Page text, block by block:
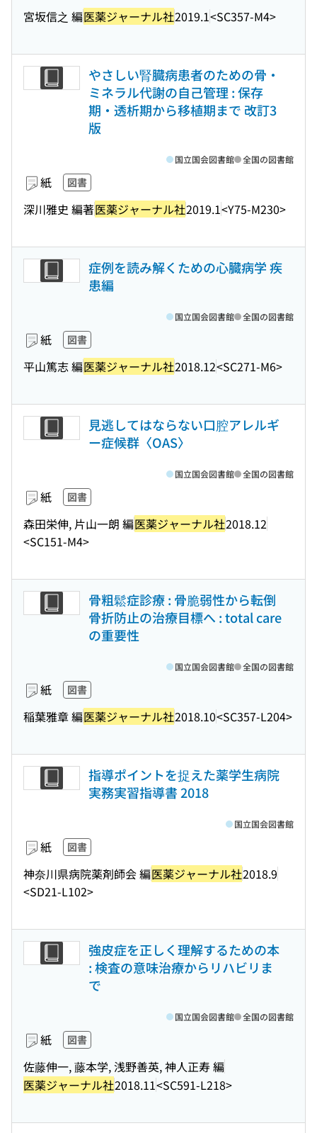
宮坂信之 編医薬ジャーナル社2019.1<SC357-M4>
やさしい腎臓病患者のための骨・
ミネラル代謝の自己管理 : 保存
期・透析期から移植期まで 改訂3
版
紙 図書
深川雅史 編著医薬ジャーナル社2019.1<Y75-M230>
国立国会図書館 全国の図書館
症例を読み解くための心臓病学 疾
患編
紙 図書
平山篤志 編医薬ジャーナル社2018.12<SC271-M6>
国立国会図書館 全国の図書館
見逃してはならない口腔アレルギ
ー症候群〈OAS〉
紙 図書
森田栄伸, 片山一朗 編医薬ジャーナル社2018.12
<SC151-M4>
国立国会図書館 全国の図書館
骨粗鬆症診療 : 骨脆弱性から転倒
骨折防止の治療目標へ : total care
の重要性
紙 図書
稲葉雅章 編医薬ジャーナル社2018.10<SC357-L204>
国立国会図書館 全国の図書館
指導ポイントを捉えた薬学生病院
実務実習指導書 2018
紙 図書
神奈川県病院薬剤師会 編医薬ジャーナル社2018.9
<SD21-L102>
国立国会図書館
強皮症を正しく理解するための本
: 検査の意味治療からリハビリま
で
紙 図書
佐藤伸一, 藤本学, 浅野善英, 神人正寿 編
医薬ジャーナル社2018.11<SC591-L218>
国立国会図書館 全国の図書館